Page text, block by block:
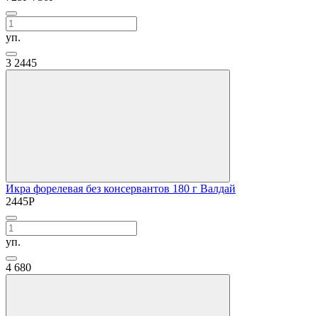
уп.
3 2445
Икра форелевая без консервантов 180 г Валдай
2445Р
уп.
4 680